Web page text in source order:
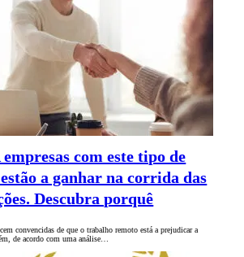
com este tipo de
a ganhar na corrida das
Descubra porquê
convencidas de que o trabalho remoto está a prejudicar a
de acordo com uma análise…